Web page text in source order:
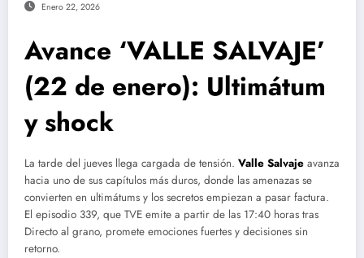
Enero 22, 2026
Avance ‘VALLE SALVAJE’
(22 de enero): Ultimátum
y shock
La tarde del jueves llega cargada de tensión. Valle Salvaje avanza
hacia uno de sus capítulos más duros, donde las amenazas se
convierten en ultimátums y los secretos empiezan a pasar factura.
El episodio 339, que TVE emite a partir de las 17:40 horas tras
Directo al grano, promete emociones fuertes y decisiones sin
retorno.